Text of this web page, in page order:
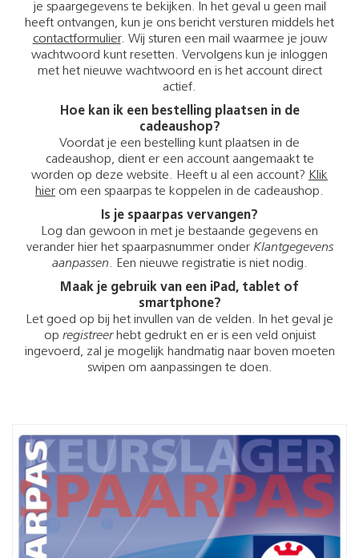
je spaargegevens te bekijken. In het geval u geen mail
heeft ontvangen, kun je ons bericht versturen middels het
contactformulier. Wij sturen een mail waarmee je jouw
wachtwoord kunt resetten. Vervolgens kun je inloggen
met het nieuwe wachtwoord en is het account direct
actief.
Hoe kan ik een bestelling plaatsen in de
cadeaushop?
Voordat je een bestelling kunt plaatsen in de
cadeaushop, dient er een account aangemaakt te
worden op deze website. Heeft u al een account? Klik
hier om een spaarpas te koppelen in de cadeaushop.
Is je spaarpas vervangen?
Log dan gewoon in met je bestaande gegevens en
verander hier het spaarpasnummer onder Klantgegevens
aanpassen. Een nieuwe registratie is niet nodig.
Maak je gebruik van een iPad, tablet of
smartphone?
Let goed op bij het invullen van de velden. In het geval je
op registreerhebt gedrukt en er is een veld onjuist
ingevoerd, zal je mogelijk handmatig naar boven moeten
swipen om aanpassingen te doen.